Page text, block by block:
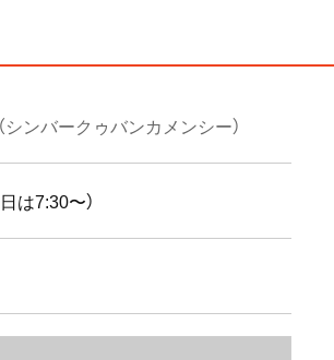
（シンバークゥバンカメンシー）
は7:30〜）